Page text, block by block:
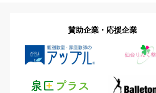
賛助企業・応援企業